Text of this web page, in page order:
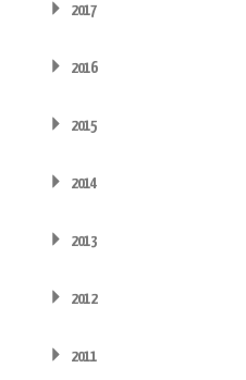
2017
2016
2015
2014
2013
2012
2011